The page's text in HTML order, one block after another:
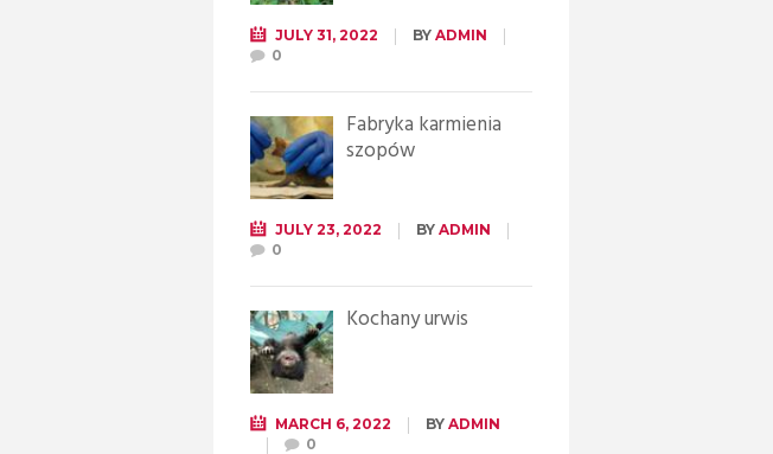
JULY 31, 2022 BY ADMIN
0
Fabryka karmienia
szopów
JULY 23, 2022 BY ADMIN
0
Kochany urwis
MARCH 6, 2022 BY ADMIN
0